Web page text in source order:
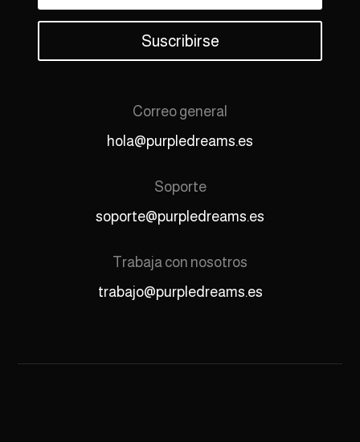
Suscribirse
Correo general
hola@purpledreams.es
Soporte
soporte@purpledreams.es
Trabaja con nosotros
trabajo@purpledreams.es